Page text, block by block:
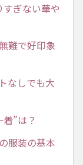
すぎない華や
難で好印象
なしでも大
”は？
服装の基本